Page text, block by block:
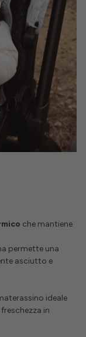
che mantiene
permette una
asciutto e
ideale
in